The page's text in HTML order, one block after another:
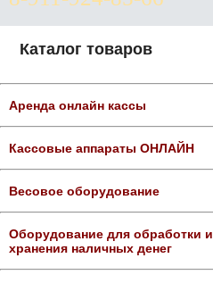
Каталог товаров
Аренда онлайн кассы
Кассовые аппараты ОНЛАЙН
Весовое оборудование
Оборудование для обработки и
хранения наличных денег